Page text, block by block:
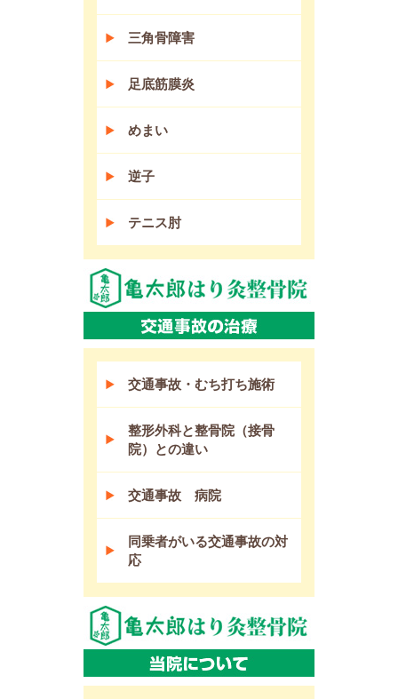
三角骨障害
足底筋膜炎
めまい
逆子
テニス肘
交通事故・むち打ち施術
整形外科と整骨院（接骨
院）との違い
交通事故 病院
同乗者がいる交通事故の対
応